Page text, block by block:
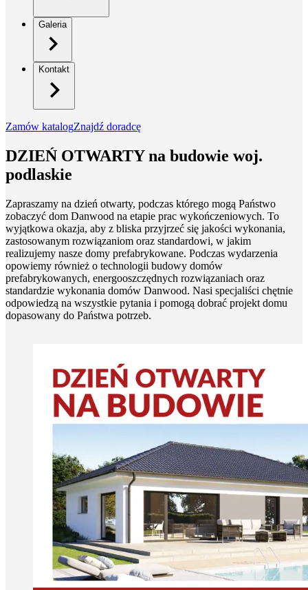
Galeria
Kontakt
Zamów katalogZnajdź doradcę
DZIEŃ OTWARTY na budowie woj.
podlaskie
Zapraszamy na dzień otwarty, podczas którego mogą Państwo
zobaczyć dom Danwood na etapie prac wykończeniowych. To
wyjątkowa okazja, aby z bliska przyjrzeć się jakości wykonania,
zastosowanym rozwiązaniom oraz standardowi, w jakim
realizujemy nasze domy prefabrykowane. Podczas wydarzenia
opowiemy również o technologii budowy domów
prefabrykowanych, energooszczędnych rozwiązaniach oraz
standardzie wykonania domów Danwood. Nasi specjaliści chętnie
odpowiedzą na wszystkie pytania i pomogą dobrać projekt domu
dopasowany do Państwa potrzeb.